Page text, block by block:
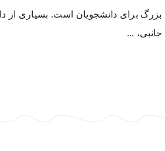
برای دانشجویان است. بسیاری از
...